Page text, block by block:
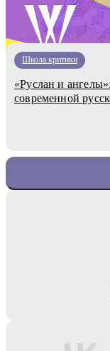
Школа критики
«Руслан и
современной